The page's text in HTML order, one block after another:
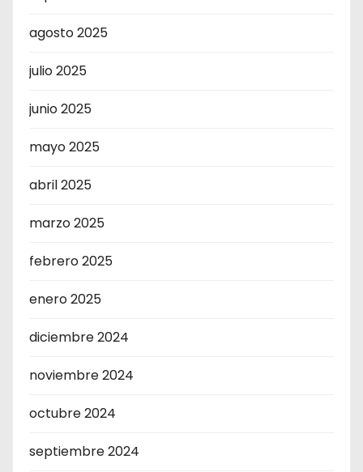
agosto 2025
julio 2025
junio 2025
mayo 2025
abril 2025
marzo 2025
febrero 2025
enero 2025
diciembre 2024
noviembre 2024
octubre 2024
septiembre 2024